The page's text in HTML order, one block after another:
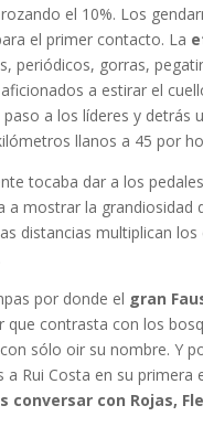
el 10%. Los
el primer contacto. La
periódicos, gorras,
a estirar el
paso a los líderes y detrás
llanos a 45 por
tocaba dar a los
a mostrar la grandiosidad
distancias multiplican
por donde el gran
que contrasta con los
sólo oir su nombre. Y
Rui Costa en su primera
con Rojas,